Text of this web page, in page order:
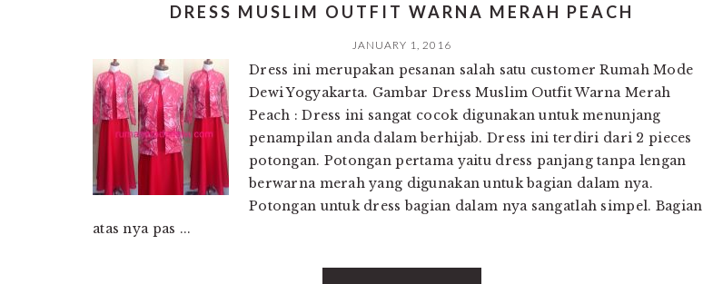
DRESS MUSLIM OUTFIT WARNA MERAH PEACH
JANUARY 1, 2016
Dress ini merupakan pesanan salah satu customer Rumah Mode
Dewi Yogyakarta. Gambar Dress Muslim Outfit Warna Merah
Peach : Dress ini sangat cocok digunakan untuk menunjang
penampilan anda dalam berhijab. Dress ini terdiri dari 2 pieces
potongan. Potongan pertama yaitu dress panjang tanpa lengan
berwarna merah yang digunakan untuk bagian dalam nya.
Potongan untuk dress bagian dalam nya sangatlah simpel. Bagian
atas nya pas ...